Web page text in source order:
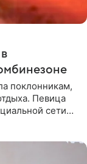
поклонникам,
Певица
сети